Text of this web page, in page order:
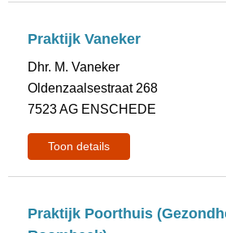
Praktijk Vaneker
Dhr. M. Vaneker
Oldenzaalsestraat 268
7523 AG ENSCHEDE
Toon details
Praktijk Poorthuis